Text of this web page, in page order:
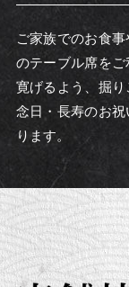
ご家族でのお食
のテーブル席を
寛げるよう、掘
念日・長寿のお
ります。